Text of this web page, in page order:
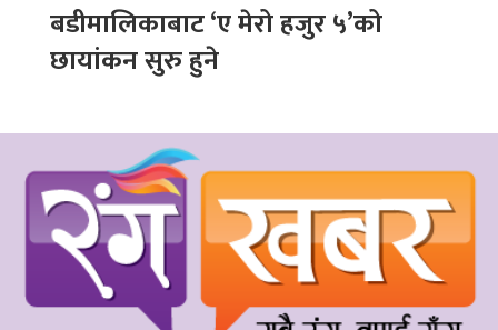
बडीमालिकाबाट ‘ए मेरो हजुर ५’को
छायांकन सुरु हुने